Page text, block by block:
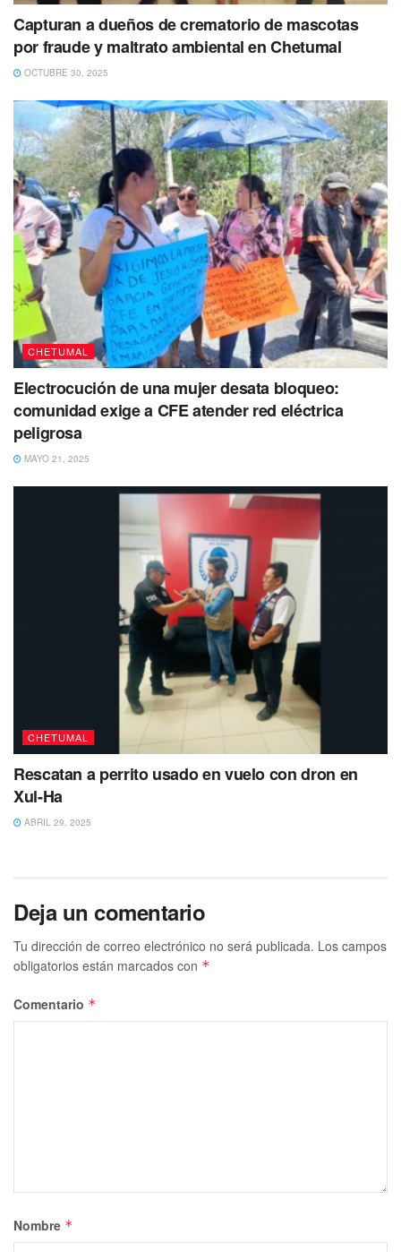
Capturan a dueños de crematorio de mascotas
por fraude y maltrato ambiental en Chetumal
OCTUBRE 30, 2025
CHETUMAL
Electrocución de una mujer desata bloqueo:
comunidad exige a CFE atender red eléctrica
peligrosa
MAYO 21, 2025
CHETUMAL
Rescatan a perrito usado en vuelo con dron en
Xul-Ha
ABRIL 29, 2025
Deja un comentario
Tu dirección de correo electrónico no será publicada. Los campos
obligatorios están marcados con *
Comentario *
Nombre *